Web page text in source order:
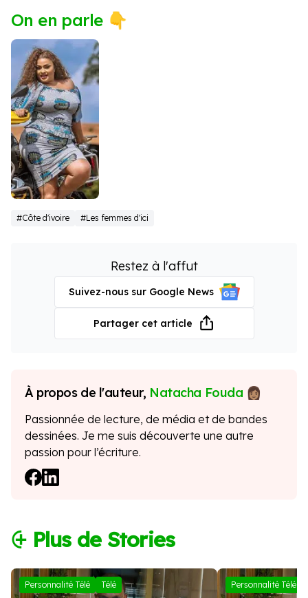
On en parle 👇
Yasmine
#Côte d'ivoire #Les femmes d'ici
Restez à l'affut
Suivez-nous sur Google News
Partager cet article
À propos de l'auteur, Natacha Fouda
Passionnée de lecture, de média et de bandes
dessinées. Je me suis découverte une autre
passion pour l’écriture.
⨭ Plus de Stories
Personnalité Télé Télé Personnalité Télé